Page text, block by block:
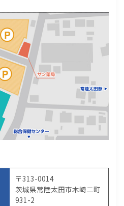
〒313-0014
茨城県常陸太田市木崎二町
931-2